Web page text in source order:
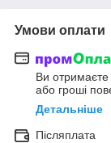
Умови оплати
Ви
або гроші
Детальніше
Післяплата